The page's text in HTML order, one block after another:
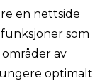
en nettside
som
av
optimalt